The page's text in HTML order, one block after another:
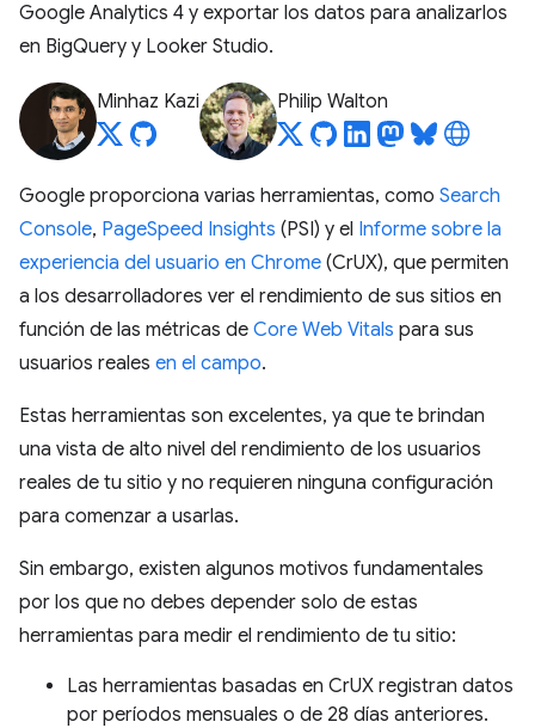
Google Analytics 4 y exportar los datos para analizarlos
en BigQuery y Looker Studio.
Minhaz Kazi Philip Walton
Google proporciona varias herramientas, como Search
Console, PageSpeed Insights (PSI) y el Informe sobre la
experiencia del usuario en Chrome (CrUX), que permiten
a los desarrolladores ver el rendimiento de sus sitios en
función de las métricas de Core Web Vitals para sus
usuarios reales en el campo.
Estas herramientas son excelentes, ya que te brindan
una vista de alto nivel del rendimiento de los usuarios
reales de tu sitio y no requieren ninguna configuración
para comenzar a usarlas.
Sin embargo, existen algunos motivos fundamentales
por los que no debes depender solo de estas
herramientas para medir el rendimiento de tu sitio:
Las herramientas basadas en CrUX registran datos
por períodos mensuales o de 28 días anteriores.